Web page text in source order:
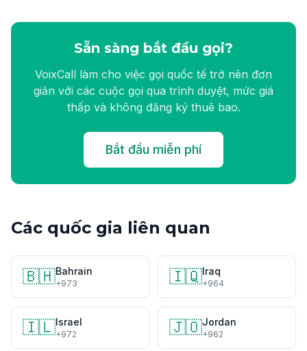
Sẵn sàng bắt đầu gọi?
VoixCall làm cho việc gọi quốc tế trở nên đơn
giản với các cuộc gọi qua trình duyệt, mức giá
thấp và không đăng ký thuê bao.
Bắt đầu miễn phí
Các quốc gia liên quan
🇧🇭Bahrain
+973 🇮🇶Iraq
+964
🇮🇱Israel
+972 🇯🇴Jordan
+962